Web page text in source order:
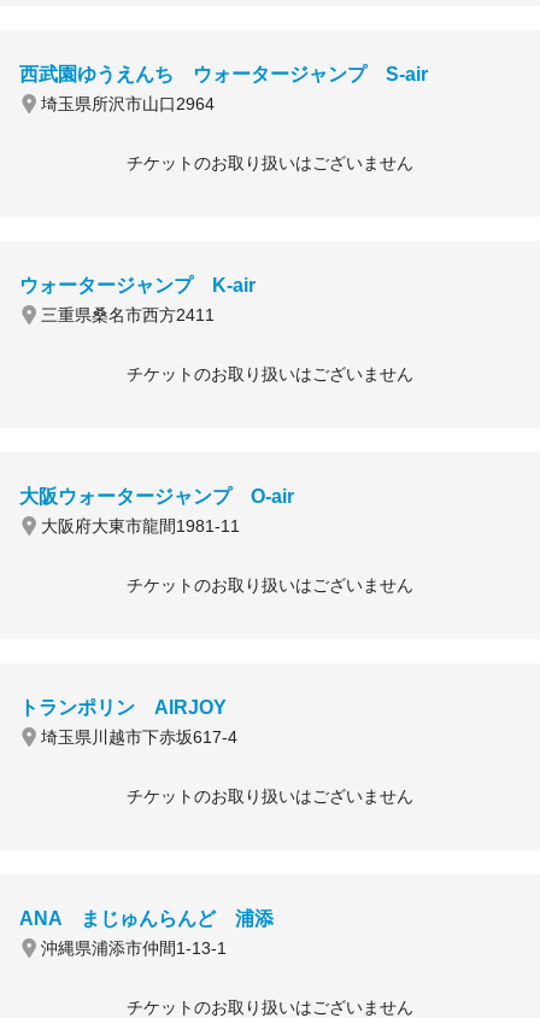
西武園ゆうえんち ウォータージャンプ S-air
埼玉県所沢市山口2964
チケットのお取り扱いはございません
ウォータージャンプ K-air
三重県桑名市西方2411
チケットのお取り扱いはございません
大阪ウォータージャンプ O-air
大阪府大東市龍間1981-11
チケットのお取り扱いはございません
トランポリン AIRJOY
埼玉県川越市下赤坂617-4
チケットのお取り扱いはございません
ANA まじゅんらんど 浦添
沖縄県浦添市仲間1-13-1
チケットのお取り扱いはございません